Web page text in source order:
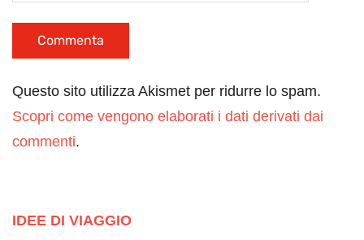
Questo sito utilizza Akismet per ridurre lo spam.
Scopri come vengono elaborati i dati derivati dai
commenti.
IDEE DI VIAGGIO